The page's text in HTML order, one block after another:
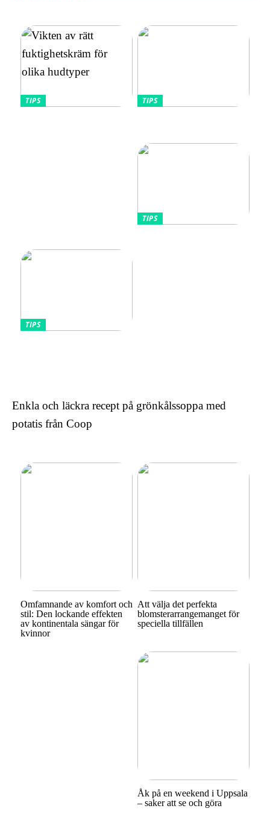
TIPS TIPS
TIPS
TIPS
Enkla och läckra recept på grönkålssoppa med
potatis från Coop
Omfamnande av komfort och
stil: Den lockande effekten
av kontinentala sängar för
kvinnor
Att välja det perfekta
blomsterarrangemanget för
speciella tillfällen
Åk på en weekend i Uppsala
– saker att se och göra